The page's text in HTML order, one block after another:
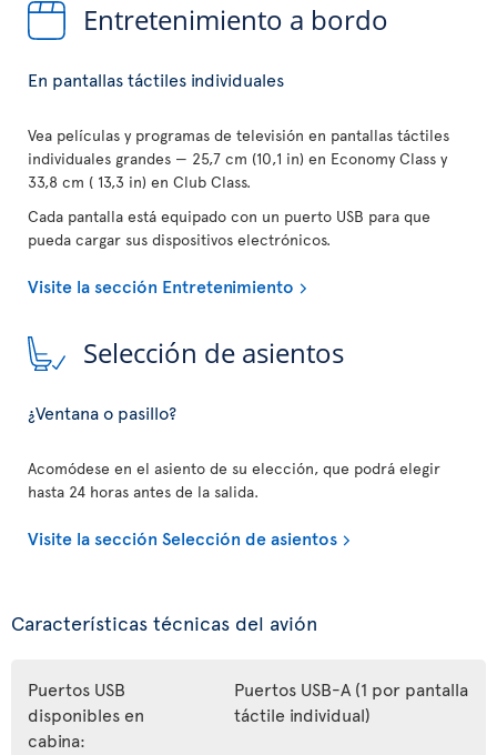
Entretenimiento a bordo
En pantallas táctiles individuales
Vea películas y programas de televisión en pantallas táctiles
individuales grandes — 25,7 cm (10,1 in) en Economy Class y
33,8 cm ( 13,3 in) en Club Class.
Cada pantalla está equipado con un puerto USB para que
pueda cargar sus dispositivos electrónicos.
Visite la sección Entretenimiento
Selección de asientos
¿Ventana o pasillo?
Acomódese en el asiento de su elección, que podrá elegir
hasta 24 horas antes de la salida.
Visite la sección Selección de asientos
Características técnicas del avión
Puertos USB
disponibles en
cabina:
Puertos USB-A (1 por pantalla
táctile individual)